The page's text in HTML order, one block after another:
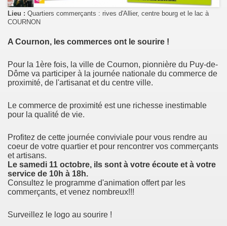
Lieu : Quartiers commerçants : rives d'Allier, centre bourg et le lac à
COURNON
A Cournon, les commerces ont le sourire !
Pour la 1ère fois, la ville de Cournon, pionnière du Puy-de-
Dôme va participer à la journée nationale du commerce de
proximité, de l'artisanat et du centre ville.
Le commerce de proximité est une richesse inestimable
pour la qualité de vie.
Profitez de cette journée conviviale pour vous rendre au
coeur de votre quartier et pour rencontrer vos commerçants
et artisans.
Le samedi 11 octobre, ils sont à votre écoute et à votre
service de 10h à 18h.
Consultez le programme d'animation offert par les
commerçants, et venez nombreux!!!
Surveillez le logo au sourire !